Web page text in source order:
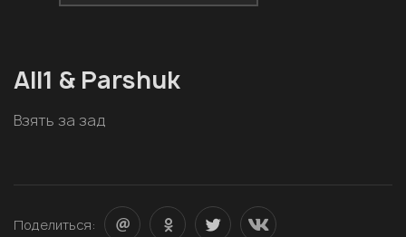
All1 & Parshuk
Взять за зад
Поделиться: